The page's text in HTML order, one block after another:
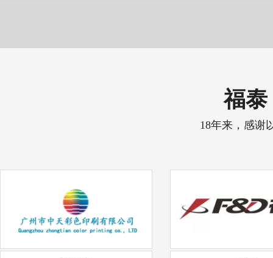
福泰
18年来，感谢